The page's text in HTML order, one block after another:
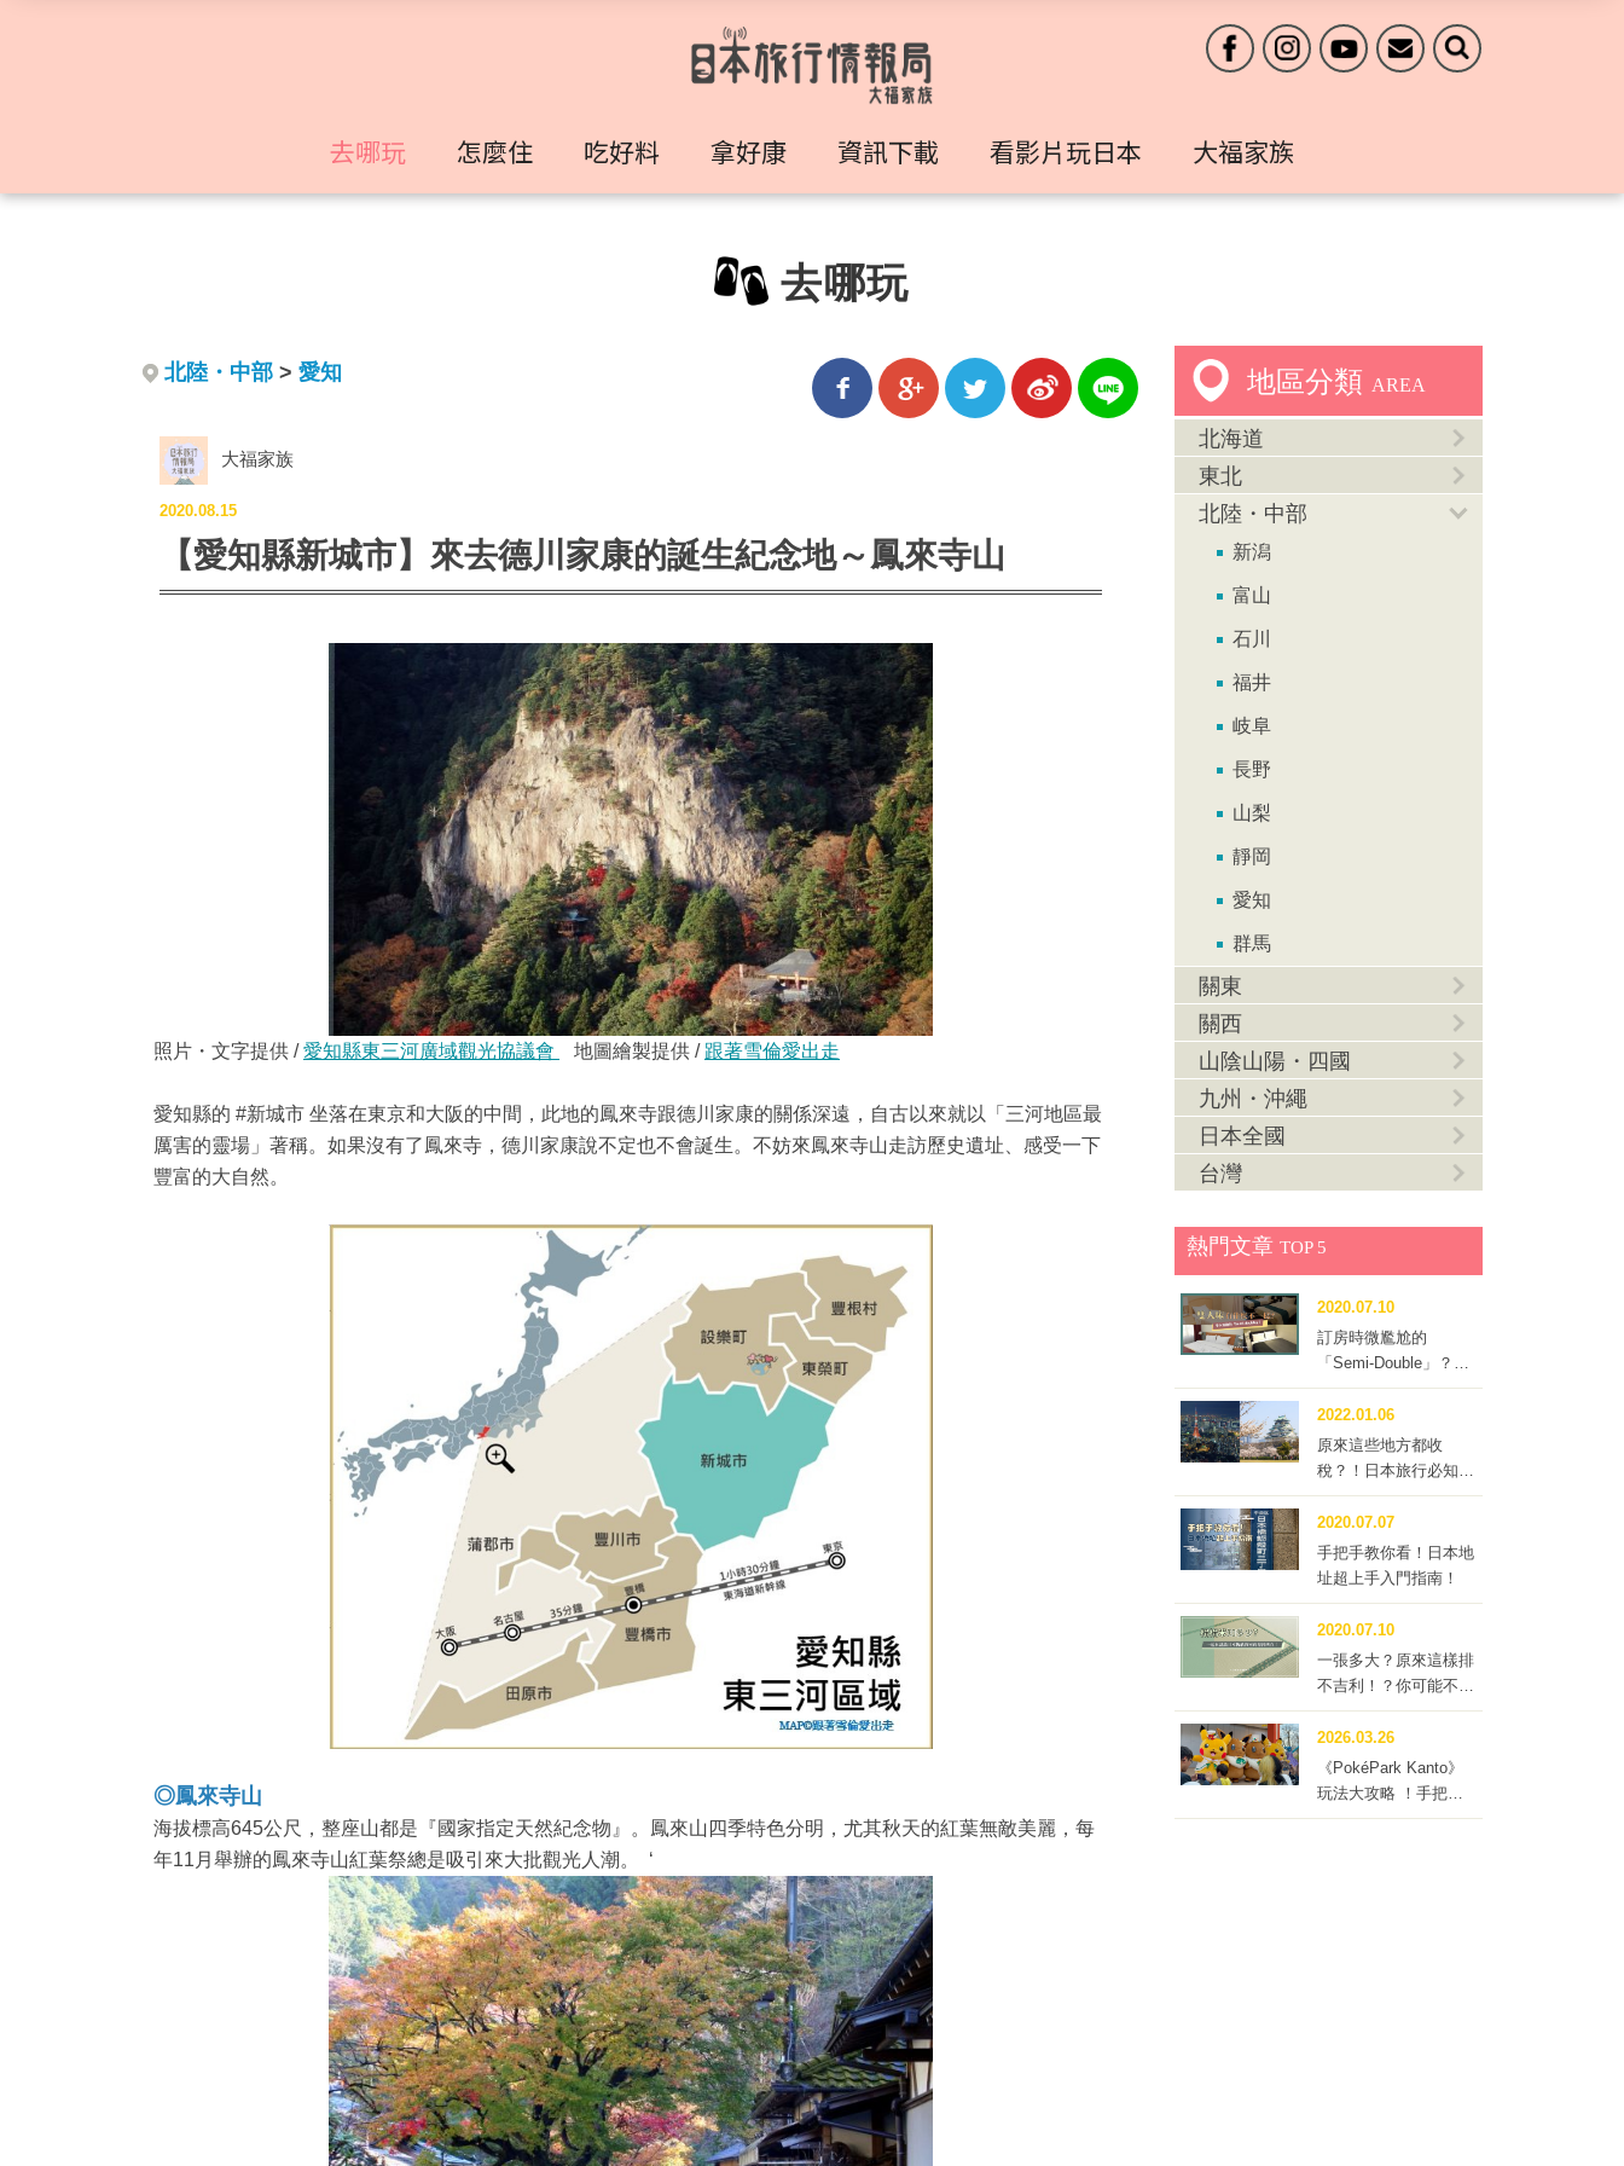
去哪玩 怎麼住 吃好料 拿好康 資訊下載 看影片玩日本 大福家族
去哪玩
北陸・中部 > 愛知
大福家族
2020.08.15
【愛知縣新城市】來去德川家康的誕生紀念地～鳳來寺山
照片・文字提供 /愛知縣東三河廣域觀光協議會 地圖繪製提供 / 跟著雪倫愛出走
愛知縣的 #新城市 坐落在東京和大阪的中間，此地的鳳來寺跟德川家康的關係深遠，自古以來就以「三河地區最
厲害的靈場」著稱。如果沒有了鳳來寺，德川家康說不定也不會誕生。不妨來鳳來寺山走訪歷史遺址、感受一下
豐富的大自然。
◎鳳來寺山
海拔標高645公尺，整座山都是『國家指定天然紀念物』。鳳來山四季特色分明，尤其秋天的紅葉無敵美麗，每
年11月舉辦的鳳來寺山紅葉祭總是吸引來大批觀光人潮。 ‘
地區分類 AREA
北海道
東北
北陸・中部
新潟
富山
石川
福井
岐阜
長野
山梨
靜岡
愛知
群馬
關東
關西
山陰山陽・四國
九州・沖繩
日本全國
台灣
熱門文章 TOP 5
2020.07.10
訂房時微尷尬的
「Semi-Double」？到
底要不要訂這種房型？
2022.01.06
原來這些地方都收
稅？！日本旅行必知的
「住宿稅」
2020.07.07
手把手教你看！日本地
址超上手入門指南！
2020.07.10
一張多大？原來這樣排
不吉利！？你可能不知
道的榻榻米冷知識四
問！
2026.03.26
《PokéPark Kanto》
玩法大攻略 ！手把手
帶你體驗寶可樂園：關